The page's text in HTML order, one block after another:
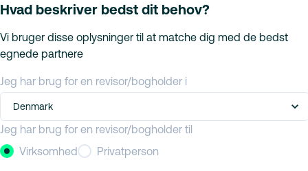
Hvad beskriver bedst dit behov?
Vi bruger disse oplysninger til at matche dig med de bedst
egnede partnere
Jeg har brug for en revisor/bogholder i
Denmark
Jeg har brug for en revisor/bogholder til
Virksomhed
Privatperson